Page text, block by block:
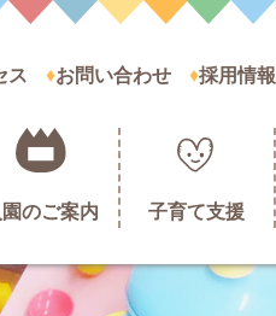
ス お問い合わせ 採用情報
園のご案内 子育て支援